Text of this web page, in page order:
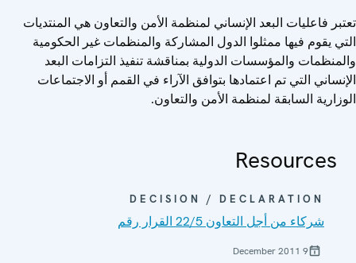
تعتبر فاعليات البعد الإنساني لمنظمة الأمن والتعاون هي المنتديات
التي يقوم فيها ممثلوا الدول المشاركة والمنظمات غير الحكومية
والمنظمات والمؤسسات الدولية بمناقشة تنفيذ التزامات البعد
الإنساني التي تم اعتمادها بتوافق الآراء في القمم أو الاجتماعات
الوزارية السابقة لمنظمة الأمن والتعاون.
Resources
DECISION / DECLARATION
شركاء من أجل التعاون 22/5 القرار رقم
9 December 2011